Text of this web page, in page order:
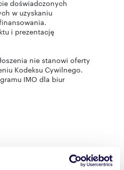
doświadczonych
w uzyskaniu
i prezentację
nie stanowi oferty
Kodeksu Cywilnego.
IMO dla biur